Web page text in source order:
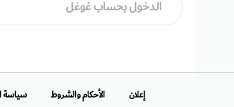
الدخول بحساب غوغل
إعلان الأحكام والشروط سياسة